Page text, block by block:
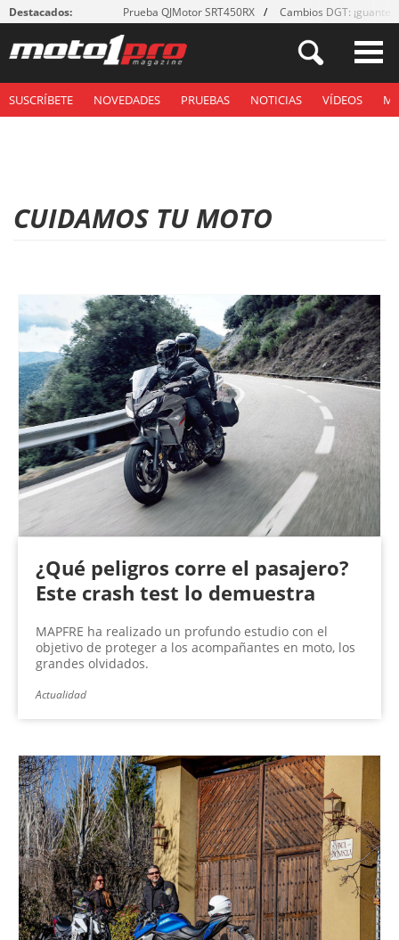
Destacados: Prueba QJMotor SRT450RX Cambios DGT: ¡guantes!
SUSCRÍBETE NOVEDADES PRUEBAS NOTICIAS VÍDEOS
CUIDAMOS TU MOTO
¿Qué peligros corre el pasajero?
Este crash test lo demuestra
MAPFRE ha realizado un profundo estudio con el
objetivo de proteger a los acompañantes en moto, los
grandes olvidados.
Actualidad